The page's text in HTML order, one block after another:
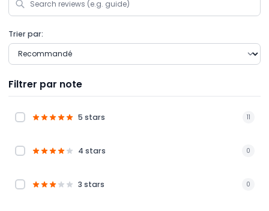
Trier par:
Filtrer par note
5 stars 11
4 stars 0
3 stars 0